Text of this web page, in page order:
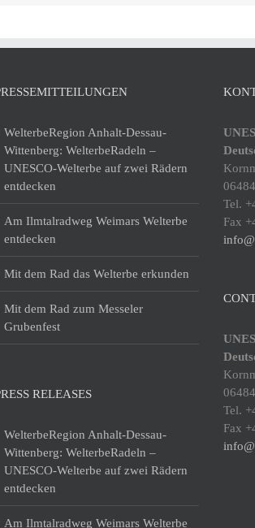
WelterbeRegion Anhalt-Dessau-
Wittenberg: WelterbeRadeln –
UNESCO-Welterbe auf zwei Rädern
entdecken
Am Ilmtalradweg Weimars Welterbe
entdecken
Mit dem Rad das Welterbe erkunden
Mit dem Rad zum Messeler
Grubenfest
RELEASES
WelterbeRegion Anhalt-Dessau-
Wittenberg: WelterbeRadeln –
UNESCO-Welterbe auf zwei Rädern
entdecken
Am Ilmtalradweg Weimars Welterbe
Tel.
Fax
Tel.
Fax